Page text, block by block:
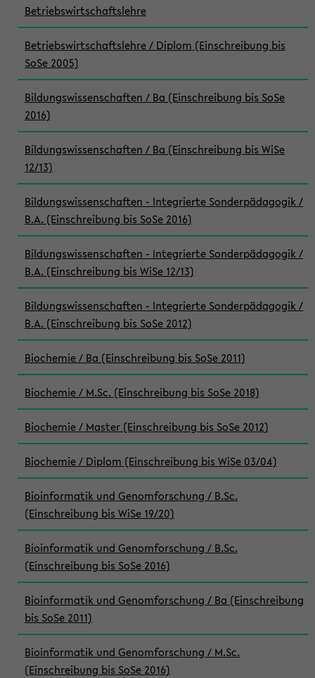
Betriebswirtschaftslehre
Betriebswirtschaftslehre / Diplom (Einschreibung bis
SoSe 2005)
Bildungswissenschaften / Ba (Einschreibung bis SoSe
2016)
Bildungswissenschaften / Ba (Einschreibung bis WiSe
12/13)
Bildungswissenschaften - Integrierte Sonderpädagogik /
B.A. (Einschreibung bis SoSe 2016)
Bildungswissenschaften - Integrierte Sonderpädagogik /
B.A. (Einschreibung bis WiSe 12/13)
Bildungswissenschaften - Integrierte Sonderpädagogik /
B.A. (Einschreibung bis SoSe 2012)
Biochemie / Ba (Einschreibung bis SoSe 2011)
Biochemie / M.Sc. (Einschreibung bis SoSe 2018)
Biochemie / Master (Einschreibung bis SoSe 2012)
Biochemie / Diplom (Einschreibung bis WiSe 03/04)
Bioinformatik und Genomforschung / B.Sc.
(Einschreibung bis WiSe 19/20)
Bioinformatik und Genomforschung / B.Sc.
(Einschreibung bis SoSe 2016)
Bioinformatik und Genomforschung / Ba (Einschreibung
bis SoSe 2011)
Bioinformatik und Genomforschung / M.Sc.
(Einschreibung bis SoSe 2016)